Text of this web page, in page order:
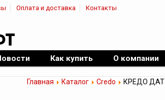
Оплата и доставка Контакты
Как купить О компании
Главная Каталог Credo КРЕДО ДАТ